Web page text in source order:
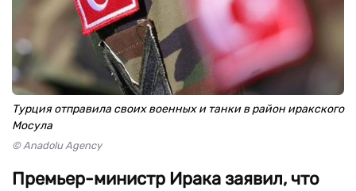
Турция отправила своих военных и танки в район иракского
Мосула
© Anadolu Agency
Премьер-министр Ирака заявил, что